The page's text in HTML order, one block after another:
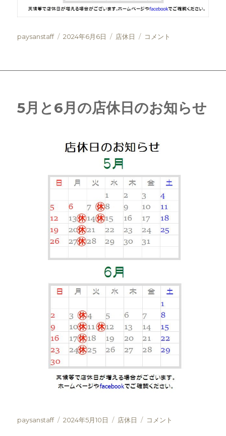
投
paysanstaff
投
2024年6月6日
カ
店休日
6
休
コメント
5月と6月の店休日のお知らせ
投
paysanstaff
投
2024年5月10日
カ
店休日
5
コメント